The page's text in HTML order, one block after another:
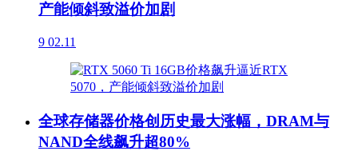
产能倾斜致溢价加剧
9 02.11
全球存储器价格创历史最大涨幅，DRAM与
NAND全线飙升超80%